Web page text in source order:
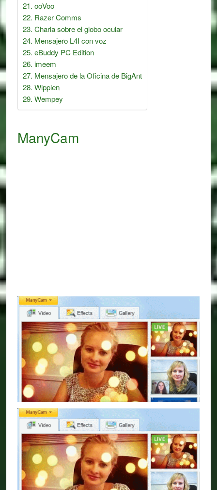
ooVoo
Razer Comms
Charla sobre el globo ocular
Mensajero L4I con voz
eBuddy PC Edition
imeem
Mensajero de la Oficina de BigAnt
Wippien
Wempey
ManyCam